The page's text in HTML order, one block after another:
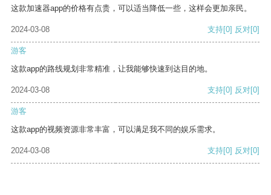
这款加速器app的价格有点贵，可以适当降低一些，这样会更加亲民。
2024-03-08 支持[0] 反对[0]
游客
这款app的路线规划非常精准，让我能够快速到达目的地。
2024-03-08 支持[0] 反对[0]
游客
这款app的视频资源非常丰富，可以满足我不同的娱乐需求。
2024-03-08 支持[0] 反对[0]